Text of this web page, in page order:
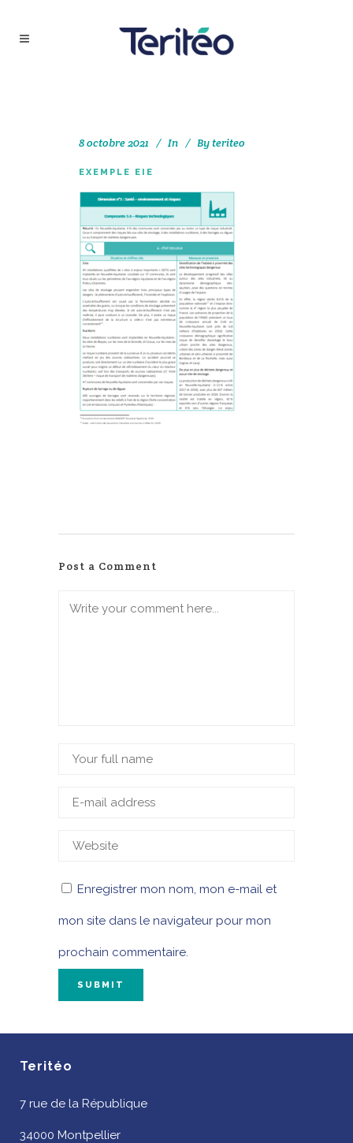
8 octobre 2021 In Byteriteo
EXEMPLE EIE
Post a Comment
Enregistrer mon nom, mon e-mail et
mon site dans le navigateur pour mon
prochain commentaire.
Teritéo
7 rue de la République
34000 Montpellier